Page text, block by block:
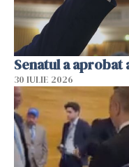
Senatul a aprobat
30 IULIE 2026